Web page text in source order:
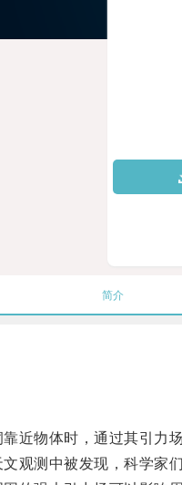
简介
物体时，通过其引力场
测中被发现，科学家们